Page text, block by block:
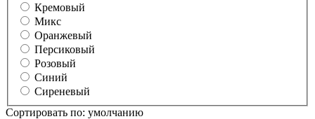
Кремовый
Микс
Оранжевый
Персиковый
Розовый
Синий
Сиреневый
Сортировать по: умолчанию